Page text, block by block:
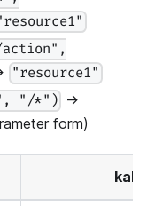
action",
"resource1"
"/*") →
form)
kalıp